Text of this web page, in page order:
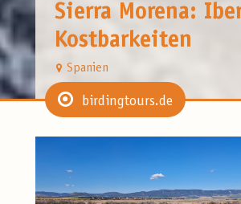
Sierra Morena:
Kostbarkeiten
Spanien
birdingtours.de